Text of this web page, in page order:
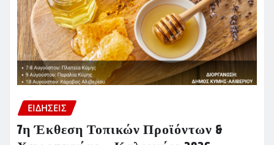
ΕΙΔΗΣΕΙΣ
7η Έκθεση Τοπικών Προϊόντων &